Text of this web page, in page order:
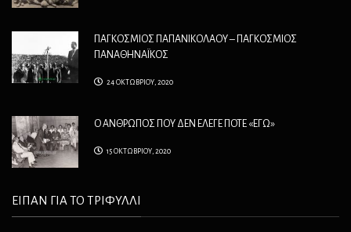
ΠΑΓΚΟΣΜΙΟΣ ΠΑΠΑΝΙΚΟΛΑΟΥ – ΠΑΓΚΟΣΜΙΟΣ
ΠΑΝΑΘΗΝΑΪΚΟΣ
24 ΟΚΤΩΒΡΙΟΥ, 2020
Ο ΑΝΘΡΩΠΟΣ ΠΟΥ ΔΕΝ ΕΛΕΓΕ ΠΟΤΕ «ΕΓΩ»
15 ΟΚΤΩΒΡΙΟΥ, 2020
ΕΙΠΑΝ ΓΙΑ ΤΟ ΤΡΙΦΥΛΛΙ